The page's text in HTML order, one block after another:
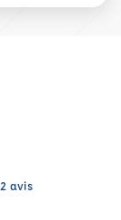
avis